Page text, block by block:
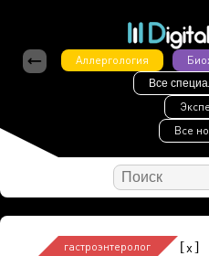
Аллергология
Все
Все
гастроэнтеролог [x]